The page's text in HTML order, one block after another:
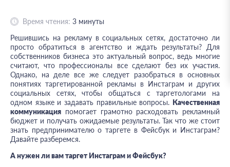
Время чтения: 3 минуты
Решившись на рекламу в социальных сетях, достаточно ли
просто обратиться в агентство и ждать результаты? Для
собственников бизнеса это актуальный вопрос, ведь многие
считают, что профессионалы все сделают без их участия.
Однако, на деле все же следует разобраться в основных
понятиях таргетированной рекламы в Инстаграм и других
социальных сетях, чтобы общаться с таргетологами на
одном языке и задавать правильные вопросы. Качественная
коммуникация помогает грамотно расходовать рекламный
бюджет и получать ожидаемые результаты. Так что же стоит
знать предпринимателю о таргете в Фейсбук и Инстаграм?
Давайте разберемся.
А нужен ли вам таргет Инстаграм и Фейсбук?